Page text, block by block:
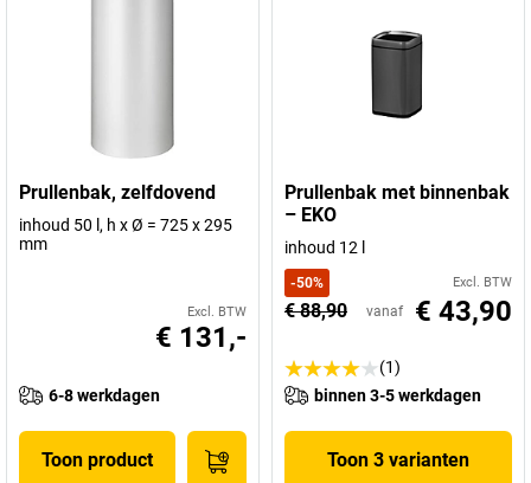
Prullenbak, zelfdovend
inhoud 50 l, h x Ø = 725 x 295
mm
Excl. BTW
€ 131,-
6-8 werkdagen
Toon product
Prullenbak met binnenbak
– EKO
inhoud 12 l
-50% Excl. BTW
€ 88,90 vanaf € 43,90
(1)
binnen 3-5 werkdagen
Toon 3 varianten